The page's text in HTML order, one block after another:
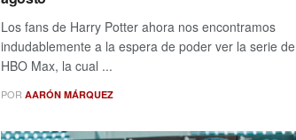
Los fans de Harry Potter ahora nos encontramos
indudablemente a la espera de poder ver la serie de
HBO Max, la cual ...
POR AARÓN MÁRQUEZ